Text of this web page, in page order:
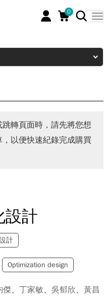
0
轉頁面時，請先將您想
以便快速紀錄完成購買
設計
計
Optimization design
傑、 丁家敏、 吳郁欣、 黃昌